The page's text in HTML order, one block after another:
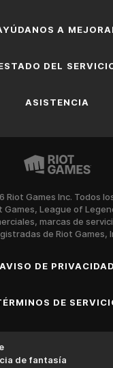
A
DEL
ASISTENCIA
Riot Games Inc. Todos
Games, League of
marcas de
de Riot Games,
AVISO DE PRIVACIDAD
DE
de fantasía